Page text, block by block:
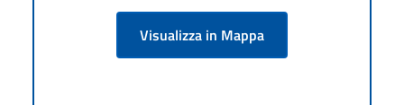
Visualizza in Mappa